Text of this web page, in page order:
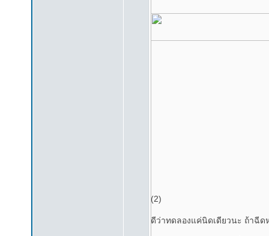
(2)
ดีว่าทดลองแค่นิดเดียวนะ ถ้าฉีด